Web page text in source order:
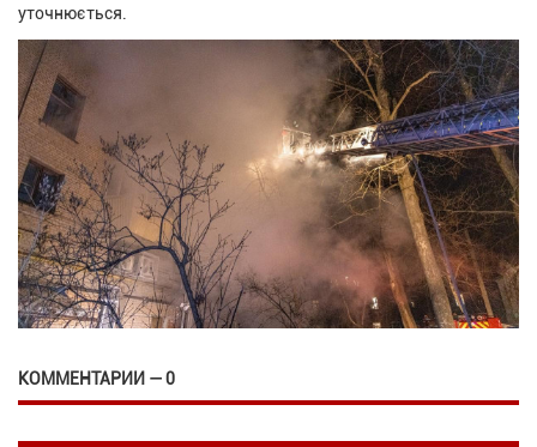
уточнюється.
КОММЕНТАРИИ — 0